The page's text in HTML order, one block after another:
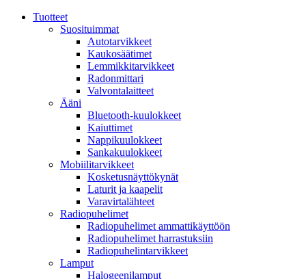
Tuotteet
Suosituimmat
Autotarvikkeet
Kaukosäätimet
Lemmikkitarvikkeet
Radonmittari
Valvontalaitteet
Ääni
Bluetooth-kuulokkeet
Kaiuttimet
Nappikuulokkeet
Sankakuulokkeet
Mobiilitarvikkeet
Kosketusnäyttökynät
Laturit ja kaapelit
Varavirtalähteet
Radiopuhelimet
Radiopuhelimet ammattikäyttöön
Radiopuhelimet harrastuksiin
Radiopuhelintarvikkeet
Lamput
Halogeenilamput